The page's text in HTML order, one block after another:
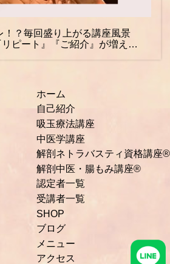
！？毎回盛り上がる講座風景
ピート』『ご紹介』が増え…
ホーム
自己紹介
吸玉療法講座
中医学講座
解剖ネトラバスティ資格講座®
解剖中医・腸もみ講座®
認定者一覧
受講者一覧
SHOP
ブログ
メニュー
アクセス